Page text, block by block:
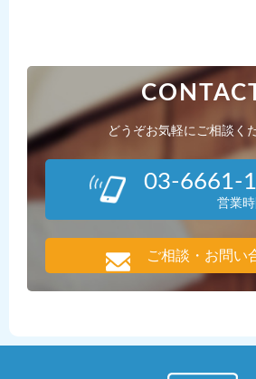
どうぞお気軽にご相談く
03-6661-
営業
ご相談・お問い